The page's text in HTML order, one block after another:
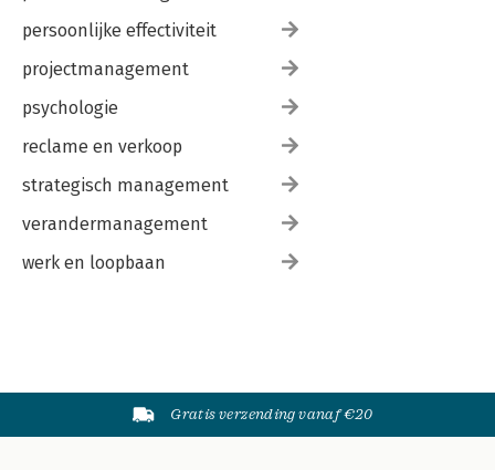
persoonlijke effectiviteit
projectmanagement
psychologie
reclame en verkoop
strategisch management
verandermanagement
werk en loopbaan
Gratis verzending vanaf €20